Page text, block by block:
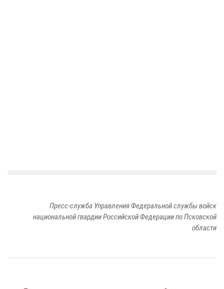
Пресс-служба Управления Федеральной службы войск
национальной гвардии Российской Федерации по Псковской
области